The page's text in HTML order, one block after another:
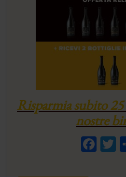
Risparmia subito 25
nostre